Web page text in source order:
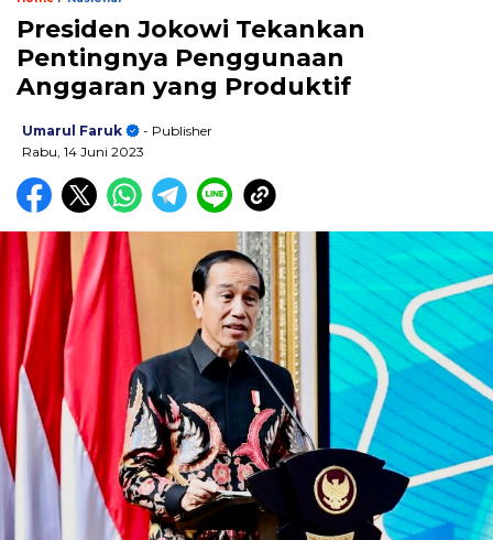
Presiden Jokowi Tekankan
Pentingnya Penggunaan
Anggaran yang Produktif
Umarul Faruk
- Publisher
Rabu, 14 Juni 2023